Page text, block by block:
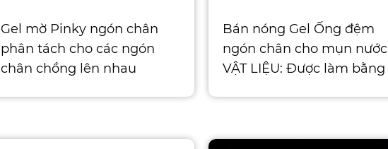
Gel mờ Pinky ngón chân
phân tách cho các ngón
chân chồng lên nhau
Bán nóng Gel Ống đệm
ngón chân cho mụn nước
VẬT LIỆU: Được làm bằng